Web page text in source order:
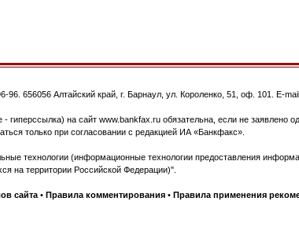
96 656056 Алтайский край, г. Барнаул ул. Короленко, 51, оф. 101 . E-
на сайт www.bankfax.ru обязательна, если не заявлено
только при согласовании с редакцией ИА «Банкфакс».
технологии (информационные технологии предоставления
на территории Российской Федерации)".
сайта • Правила комментирования • Правила применения